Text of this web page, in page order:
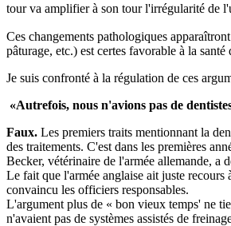
tour va amplifier à son tour l'irrégularité de
Ces changements pathologiques
pâturage, etc.) est certes favorable à la
Je suis confronté à la régulation de ces
«Autrefois, nous n'avions pas de
Faux. Les premiers traits mentionnant la
des traitements. C'est dans les premières
Becker, vétérinaire de l'armée allemande, a
Le fait que l'armée anglaise ait juste
convaincu les officiers responsables.
L'argument plus de « bon vieux temps' ne
n'avaient pas de systèmes assistés de